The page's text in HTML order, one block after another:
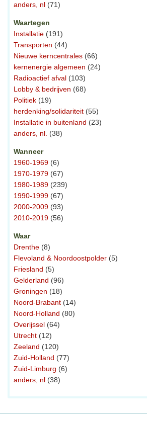
anders, nl (71)
Waartegen
Installatie (191)
Transporten (44)
Nieuwe kerncentrales (66)
kernenergie algemeen (24)
Radioactief afval (103)
Lobby & bedrijven (68)
Politiek (19)
herdenking/solidariteit (55)
Installatie in buitenland (23)
anders, nl. (38)
Wanneer
1960-1969 (6)
1970-1979 (67)
1980-1989 (239)
1990-1999 (67)
2000-2009 (93)
2010-2019 (56)
Waar
Drenthe (8)
Flevoland & Noordoostpolder (5)
Friesland (5)
Gelderland (96)
Groningen (18)
Noord-Brabant (14)
Noord-Holland (80)
Overijssel (64)
Utrecht (12)
Zeeland (120)
Zuid-Holland (77)
Zuid-Limburg (6)
anders, nl (38)